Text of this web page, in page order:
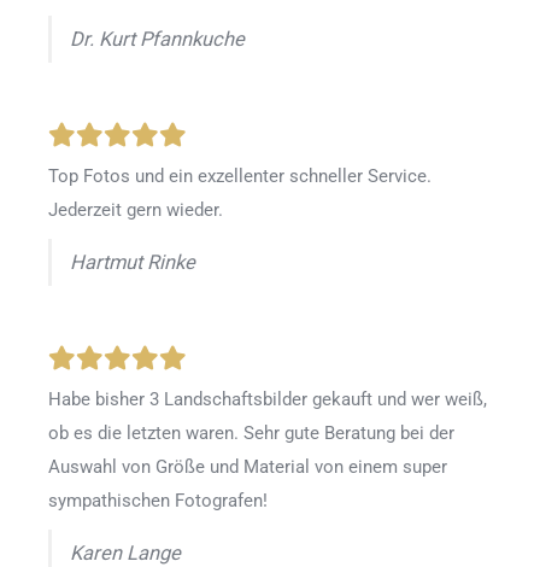
Dr. Kurt Pfannkuche
Top Fotos und ein exzellenter schneller Service.
Jederzeit gern wieder.
Hartmut Rinke
Habe bisher 3 Landschaftsbilder gekauft und wer weiß,
ob es die letzten waren. Sehr gute Beratung bei der
Auswahl von Größe und Material von einem super
sympathischen Fotografen!
Karen Lange